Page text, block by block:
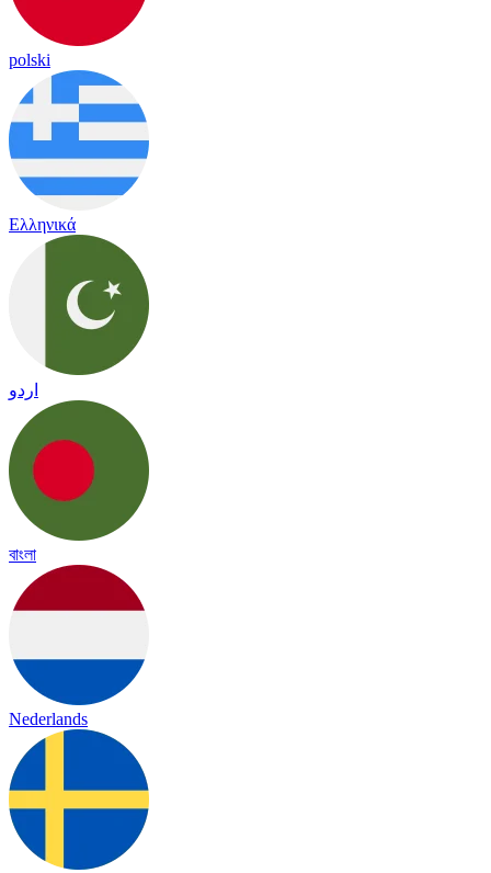
polski
Ελληνικά
اردو
বাংলা
Nederlands